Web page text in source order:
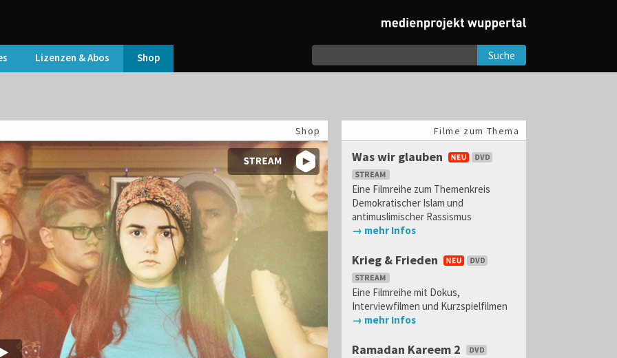
Lizenzen & Abos Shop Suche
Shop Filme zum Thema
Was wir glauben
Eine Filmreihe zum Themenkreis
Demokratischer Islam und
antimuslimischer Rassismus
→ mehr Infos
Krieg & Frieden
Eine Filmreihe mit Dokus,
Interviewfilmen und Kurzspielfilmen
→ mehr Infos
Ramadan Kareem 2